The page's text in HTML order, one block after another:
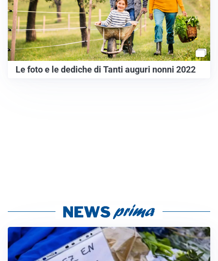
Le foto e le dediche di Tanti auguri nonni 2022